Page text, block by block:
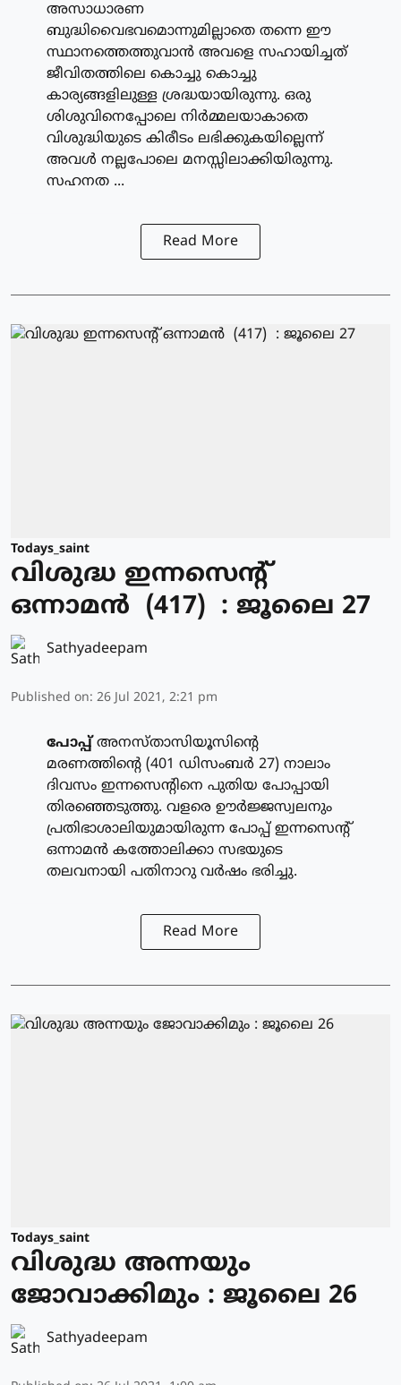
അസാധാരണ
ബുദ്ധിവൈഭവമൊന്നുമില്ലാതെ തന്നെ ഈ
സ്ഥാനത്തെത്തുവാന്‍ അവളെ സഹായിച്ചത്
ജീവിതത്തിലെ കൊച്ചു കൊച്ചു
കാര്യങ്ങളിലുള്ള ശ്രദ്ധയായിരുന്നു. ഒരു
ശിശുവിനെപ്പോലെ നിര്‍മ്മലയാകാതെ
വിശുദ്ധിയുടെ കിരീടം ലഭിക്കുകയില്ലെന്ന്
അവള്‍ നല്ലപോലെ മനസ്സിലാക്കിയിരുന്നു.
സഹനത ...
Read More
Todays_saint
വിശുദ്ധ ഇന്നസെന്റ്
ഒന്നാമന്‍ (417) : ജൂലൈ 27
Sathyadeepam
Published on: 26 Jul 2021, 2:21 pm
പോപ്പ്അനസ്താസിയൂസിന്റെ
മരണത്തിന്റെ (401 ഡിസംബര്‍ 27) നാലാം
ദിവസം ഇന്നസെന്റിനെ പുതിയ പോപ്പായി
തിരഞ്ഞെടുത്തു. വളരെ ഊര്‍ജ്ജസ്വലനും
പ്രതിഭാശാലിയുമായിരുന്ന പോപ്പ് ഇന്നസെന്റ്
ഒന്നാമന്‍ കത്തോലിക്കാ സഭയുടെ
തലവനായി പതിനാറു വര്‍ഷം ഭരിച്ചു.
Read More
Todays_saint
വിശുദ്ധ അന്നയും
ജോവാക്കിമും : ജൂലൈ 26
Sathyadeepam